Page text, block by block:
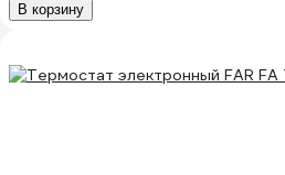
В корзину